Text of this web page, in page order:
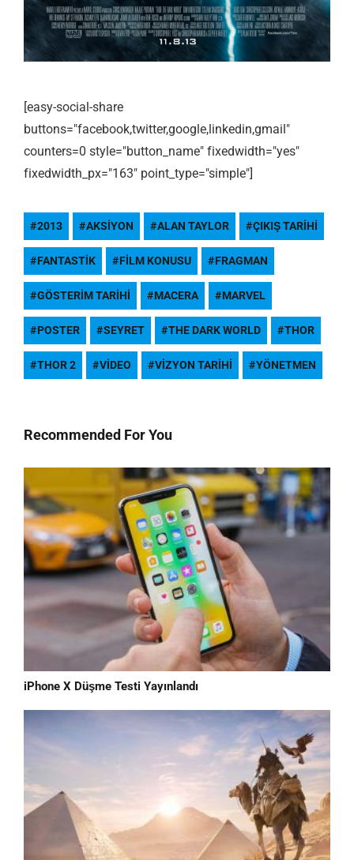
[easy-social-share
buttons="facebook,twitter,google,linkedin,gmail"
counters=0 style="button_name" fixedwidth="yes"
fixedwidth_px="163" point_type="simple"]
2013 AKSIYON ALAN TAYLOR ÇIKIŞ TARIHI
FANTASTIK FILM KONUSU FRAGMAN
GÖSTERIM TARIHI MACERA MARVEL
POSTER SEYRET THE DARK WORLD THOR
THOR 2 VIDEO VIZYON TARIHI YÖNETMEN
Recommended For You
iPhone X Düşme Testi Yayınlandı